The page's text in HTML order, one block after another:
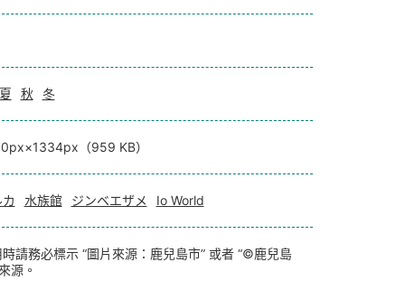
夏 秋 冬
（959 KB）
水族館 ジンベエザメ Io World
請務必標示 “圖片來源：鹿兒島市” 或者 “©鹿兒島
源。